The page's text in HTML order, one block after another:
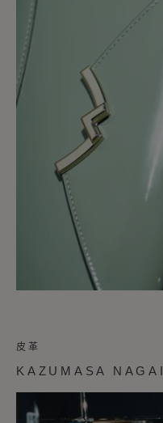
皮革
KAZUMASA NAGAI